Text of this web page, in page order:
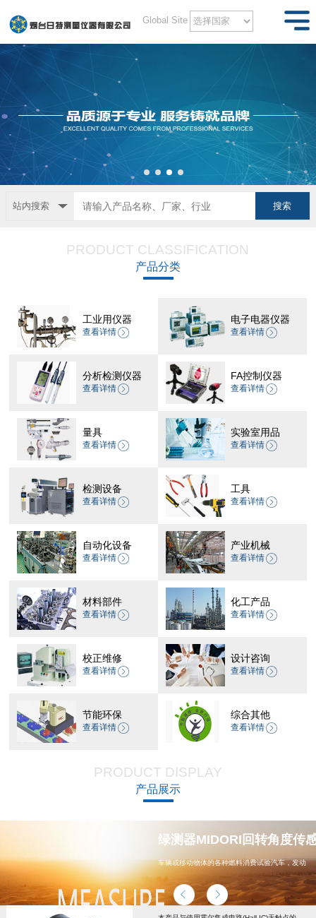
Global Site
站内搜索
PRODUCT CLASSIFICATION
产品分类
工业用仪器
查看详情
电子电器仪器
查看详情
分析检测仪器
查看详情
FA控制仪器
查看详情
量具
查看详情
实验室用品
查看详情
检测设备
查看详情
工具
查看详情
自动化设备
查看详情
产业机械
查看详情
材料部件
查看详情
化工产品
查看详情
校正维修
查看详情
设计咨询
查看详情
节能环保
查看详情
综合其他
查看详情
PRODUCT DISPLAY
产品展示
绿测器MIDORI回转角度传
车辆或移动物体的各种燃料消费试验汽车，发动
机，汽车配件，能源